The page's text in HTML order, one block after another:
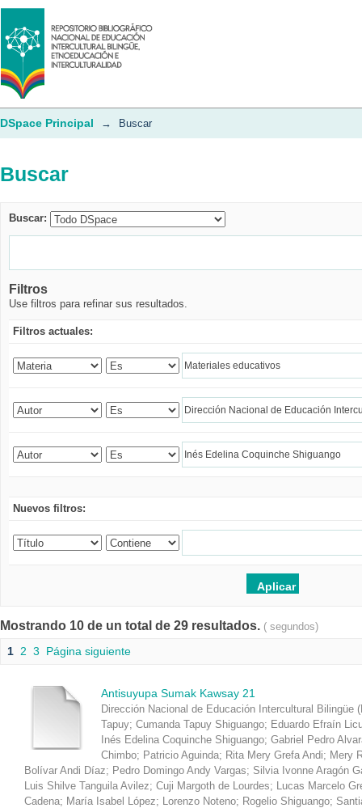
Buscar
DSpace Principal → Buscar
Buscar
Buscar:
Filtros
Use filtros para refinar sus resultados.
Filtros actuales:
Nuevos filtros:
Mostrando 10 de un total de 29 resultados. ( segundos)
1 2 3 Página siguiente
Antisuyupa Sumak Kawsay 21
Dirección Nacional de Educación Intercultural Bilingüe
Tapuy; Cumanda Tapuy Shiguango; Eduardo Efraín
Inés Edelina Coquinche Shiguango; Gabriel Pedro
Chimbo; Patricio Aguinda; Rita Mery Grefa Andi; Mery
Bolívar Andi Díaz; Pedro Domingo Andy Vargas; Silvia Ivonne Aragón
Luis Shilve Tanguila Avilez; Cuji Margoth de Lourdes; Lucas Marcelo
Cadena; María Isabel López; Lorenzo Noteno; Rogelio Shiguango;